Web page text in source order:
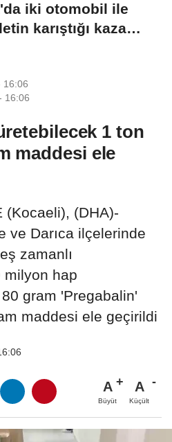
iki otomobil ile
karıştığı kaza
16:06
16:06
1 ton
maddesi ele
(Kocaeli), (DHA)-
ve Darıca ilçelerinde
zamanlı
milyon hap
gram 'Pregabalin'
maddesi ele geçirildi
A
Büyüt
A
Küçült